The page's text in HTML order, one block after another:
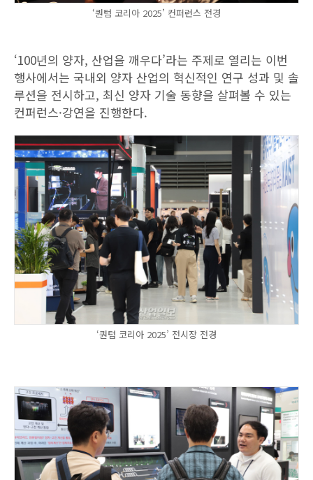
‘퀀텀 코리아 2025’ 컨퍼런스 전경
‘100년의 양자, 산업을 깨우다’라는 주제로 열리는 이번
행사에서는 국내외 양자 산업의 혁신적인 연구 성과 및 솔
루션을 전시하고, 최신 양자 기술 동향을 살펴볼 수 있는
컨퍼런스·강연을 진행한다.
‘퀀텀 코리아 2025’ 전시장 전경